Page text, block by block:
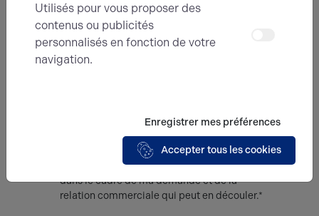
Message
En soumettant ce formulaire, j'accepte que
les informations saisies soient exploitées
dans le cadre de ma demande et de la
relation commerciale qui peut en découler.*
Utilisés pour vous proposer des
contenus ou publicités
personnalisés en fonction de votre
navigation.
Enregistrer mes préférences
Accepter tous les cookies